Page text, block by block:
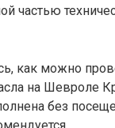
частью
как можно
на Шевроле
без